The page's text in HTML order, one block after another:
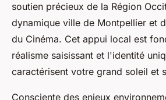
soutien précieux de la Région
dynamique ville de Montpellier et
du Cinéma. Cet appui local est
réalisme saisissant et l'identité
caractérisent votre grand soleil et
Consciente des enjeux